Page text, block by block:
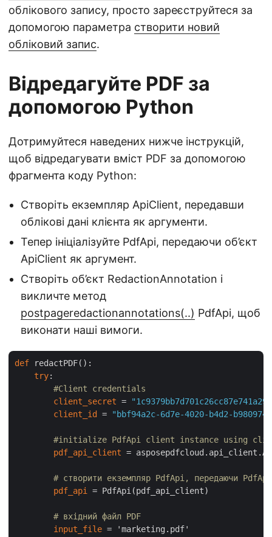
облікового запису, просто зареєструйтеся за
допомогою параметра створити новий
обліковий запис.
Відредагуйте PDF за
допомогою Python
Дотримуйтеся наведених нижче інструкцій,
щоб відредагувати вміст PDF за допомогою
фрагмента коду Python:
Створіть екземпляр ApiClient, передавши
облікові дані клієнта як аргументи.
Тепер ініціалізуйте PdfApi, передаючи об’єкт
ApiClient як аргумент.
Створіть об’єкт RedactionAnnotation і
викличте метод
postpageredactionannotations(..) PdfApi, щоб
виконати наші вимоги.
def redactPDF():
try:
#Client credentials
client_secret =
client_id
= "bbf94a2c-6d7e-4020-b4d2-
#initialize PdfApi client instance using
pdf_api_client =
# створити екземпляр PdfApi, передаючи
pdf_api
= PdfApi(pdf_api_client)
# вхідний файл PDF
input_file = 'marketing.pdf'